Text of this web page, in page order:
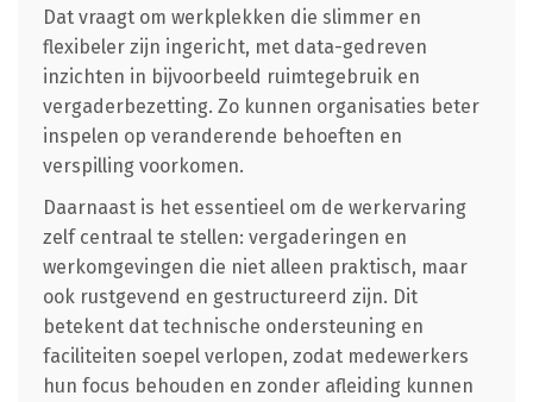
Dat vraagt om werkplekken die slimmer en
flexibeler zijn ingericht, met data-gedreven
inzichten in bijvoorbeeld ruimtegebruik en
vergaderbezetting. Zo kunnen organisaties beter
inspelen op veranderende behoeften en
verspilling voorkomen.
Daarnaast is het essentieel om de werkervaring
zelf centraal te stellen: vergaderingen en
werkomgevingen die niet alleen praktisch, maar
ook rustgevend en gestructureerd zijn. Dit
betekent dat technische ondersteuning en
faciliteiten soepel verlopen, zodat medewerkers
hun focus behouden en zonder afleiding kunnen